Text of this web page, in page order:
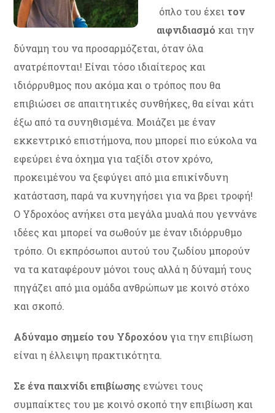
όπλο του έχει τον
αιφνιδιασμό και την
δύναμη του να προσαρμόζεται, όταν όλα
ανατρέπονται! Είναι τόσο ιδιαίτερος και
ιδιόρρυθμος που ακόμα και ο τρόπος που θα
επιβιώσει σε απαιτητικές συνθήκες, θα είναι κάτι
έξω από τα συνηθισμένα. Μοιάζει με έναν
εκκεντρικό επιστήμονα, που μπορεί πιο εύκολα να
εφεύρει ένα όχημα για ταξίδι στον χρόνο,
προκειμένου να ξεφύγει από μια επικίνδυνη
κατάσταση, παρά να κυνηγήσει για να βρει τροφή!
Ο Υδροχόος ανήκει στα μεγάλα μυαλά που γεννάνε
ιδέες και μπορεί να σωθούν με έναν ιδιόρρυθμο
τρόπο. Οι εκπρόσωποι αυτού του ζωδίου μπορούν
να τα καταφέρουν μόνοι τους αλλά η δύναμή τους
πηγάζει από μια ομάδα ανθρώπων με κοινό στόχο
και σκοπό.
Αδύναμο σημείο του Υδροχόου για την επιβίωση
είναι η έλλειψη πρακτικότητα.
Σε ένα παιχνίδι επιβίωσης ενώνει τους
συμπαίκτες του με κοινό σκοπό την επιβίωση και